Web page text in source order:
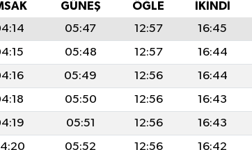
GÜNEŞ ÖĞLE İKINDI
05:47 12:57 16:45
05:48 12:57 16:44
05:49 12:56 16:44
05:50 12:56 16:43
05:51 12:56 16:43
05:52 12:56 16:42